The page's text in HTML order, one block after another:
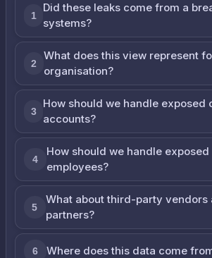
1
Did these leaks come from a
systems?
2
What does this view represent
organisation?
3
How should we handle exposed
accounts?
4
How should we handle exposed
employees?
5
What about third-party vendors
partners?
6 Where does this data come